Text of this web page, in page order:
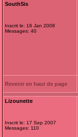
SouthSis
Inscrit le: 16 Jan 2008
Messages: 40
Revenir en haut de page
Lizounette
Inscrit le: 17 Sep 2007
Messages: 110